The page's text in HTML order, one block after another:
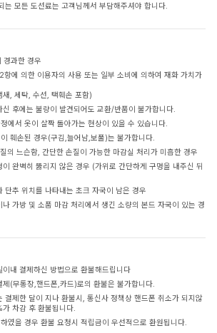
모든 도선료는 고객님께서 부담해주셔야 합니다.
경과한 경우
에 의한 이용자의 사용 또는 일부 소비에 의하여 재화 가치가
, 세탁, 수선, 택훼손 포함)
후에는 불량이 발견되어도 교환/반품이 불가합니다.
에서 옷이 살짝 돌아가는 현상이 있을 수 있습니다.
훼손된 경우(구김,늘어남,보풀)는 불가합니다.
의 느슨함, 간단한 손질이 가능한 마감실 처리가 미흡한 경우
완벽히 뚫리지 않은 경우 (가위로 간단하게 구멍을 내주신 뒤
단추 위치를 나타내는 초크 자국이 남은 경우
가방 및 소품 마감 처리에서 생긴 소량의 본드 자국이 있는 경
내 결제하신 방법으로 환불해드립니다
(무통장,핸드폰,카드)로의 환불은 불가합니다.
결제한 달이 지나 환불시, 통신사 정책상 핸드폰 취소가 되지않
차감 후 환불됩니다.
였을 경우 환불 요청시 적립금이 우선적으로 환원됩니다.